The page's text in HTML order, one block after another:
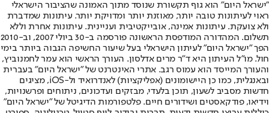
"ישראל היום" הוא גוף תקשורת שנוסד מתוך האמונה שהציבור הישראלי
ראוי לעיתונות טובה יותר, מאוזנת יותר ומדויקת יותר. עיתונות שמדברת
ולא צועקת. עיתונות אמינה, אובייקטיבית ועניינית. עיתונות אחרת וללא
תשלום. המהדורה המודפסת הראשונה פורסמה ב-30 ביולי 2007, וב-2010
הפך "ישראל היום" לעיתון הישראלי בעל שיעור החשיפה הגבוה ביותר בימי
חול. מו"ל העיתון היא ד"ר מרים אדלסון. העורך הראשי הוא עמר לחמנוביץ,
והעורך המייסד הוא עמוס רגב. אתרי האינטרנט של "ישראל היום" בעברית
ובאנגלית, כמו כן היישומונים (אפליקציות) לאנדרואיד ול-iOS, מציגים
חדשות מסביב לשעון, תוכן בלעדי, מבזקים ועדכונים, ניתוחים ופרשנויות,
וידיאו, פודקאסטים ושידורים חיים. פלטפורמות הדיגיטל של "ישראל היום"